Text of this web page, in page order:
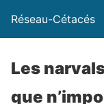
Réseau-Cétacés
Les
que